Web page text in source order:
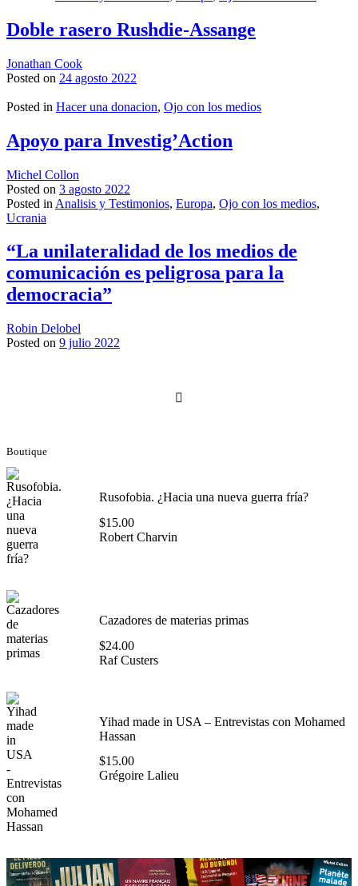
Doble rasero Rushdie-Assange
Jonathan Cook
Posted on 24 agosto 2022
Posted in Hacer una donacion, Ojo con los medios
Apoyo para Investig’Action
Michel Collon
Posted on 3 agosto 2022
Posted in Analisis y Testimonios, Europa, Ojo con los medios,
Ucrania
“La unilateralidad de los medios de
comunicación es peligrosa para la
democracia”
Robin Delobel
Posted on 9 julio 2022
Boutique
Rusofobia. ¿Hacia una nueva guerra fría?
$15.00
Robert Charvin
Cazadores de materias primas
$24.00
Raf Custers
Yihad made in USA – Entrevistas con Mohamed
Hassan
$15.00
Grégoire Lalieu